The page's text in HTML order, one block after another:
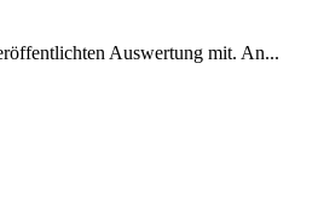
Auswertung mit. An...